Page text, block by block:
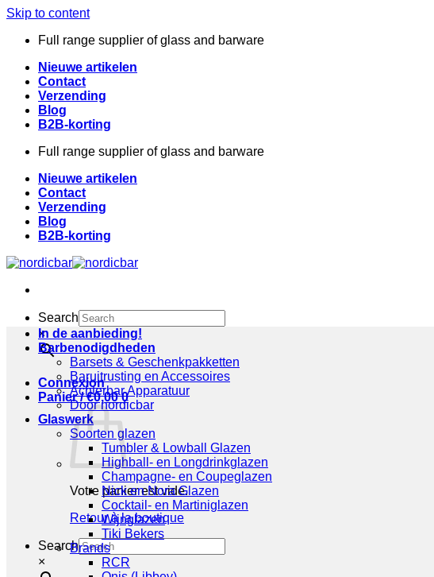
Skip to content
Full range supplier of glass and barware
Nieuwe artikelen
Contact
Verzending
Blog
B2B-korting
Full range supplier of glass and barware
Nieuwe artikelen
Contact
Verzending
Blog
B2B-korting
Search
×
Connexion
Panier /€0,00 0
Votre panier est vide.
Retour à la boutique
Search
×
In de aanbieding!
Barbenodigdheden
Barsets & Geschenkpakketten
Baruitrusting en Accessoires
Achterbar Apparatuur
Door nordicbar
Glaswerk
Soorten glazen
Tumbler & Lowball Glazen
Highball- en Longdrinkglazen
Champagne- en Coupeglazen
Nick en Nora Glazen
Cocktail- en Martiniglazen
Wijnglazen
Tiki Bekers
Brands
RCR